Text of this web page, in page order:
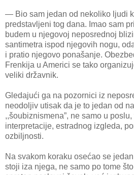
— Bio sam jedan od nekoliko ljudi
predstavljeni tog dana. Imao sam
budem u njegovoj neposrednoj
santimetra ispod njegovih nogu,
i pratio njegovo ponašanje.
Frenkija u Americi se tako
veliki državnik.
Gledajući ga na pozornici iz
neodoljiv utisak da je to jedan od
,,šoubiznismena”, ne samo u
interpretacije, estradnog izgleda,
ozbiljnosti.
Na svakom koraku osećao se
stoji iza njega, ne samo po tome